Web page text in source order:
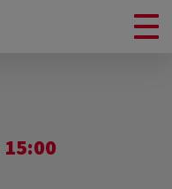
15:00